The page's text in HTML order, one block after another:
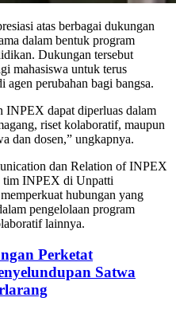
atas berbagai dukungan
dalam bentuk program
Dukungan tersebut
mahasiswa untuk terus
agen perubahan bagi bangsa.
INPEX dapat diperluas dalam
riset kolaboratif, maupun
dan dosen,” ungkapnya.
dan Relation of INPEX
tim INPEX di Unpatti
hubungan yang
pengelolaan program
lainnya.
Perketat
Satwa